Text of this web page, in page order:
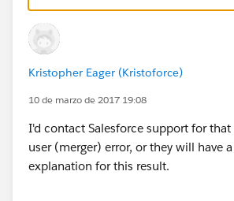
Kristopher Eager (Kristoforce)
10 de marzo de 2017 19:08
I'd contact Salesforce support for that
user (merger) error, or they will have
explanation for this result.